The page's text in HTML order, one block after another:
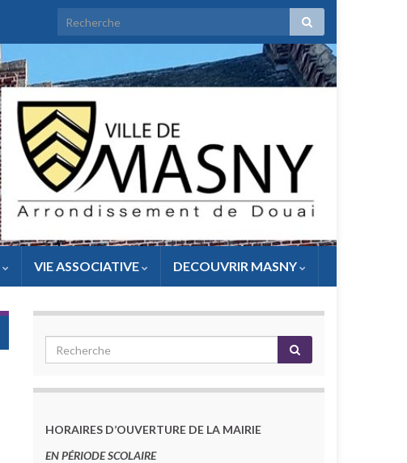
VIE ASSOCIATIVE DECOUVRIR MASNY
HORAIRES D’OUVERTURE DE LA MAIRIE
EN PÉRIODE SCOLAIRE